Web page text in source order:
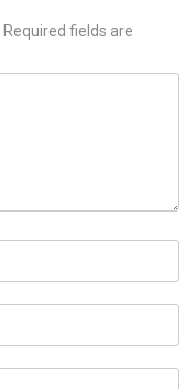
Required fields are